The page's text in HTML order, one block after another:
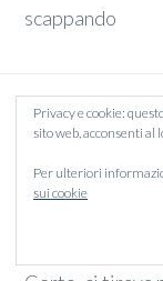
scappando
2 Maggio
Mio padre
Privacy e cookie:
sito web, acconsenti al
Per ulteriori
sui cookie